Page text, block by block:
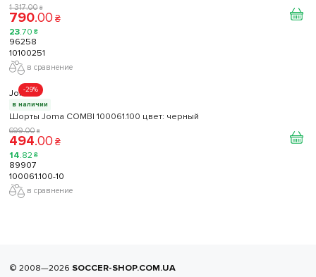
1 317.00 ₴
790.00 ₴
23.70 ₴
96258
10100251
в сравнение
-29%
Joma
в наличии
Шорты Joma COMBI 100061.100 цвет: черный
699.00 ₴
494.00 ₴
14.82 ₴
89907
100061.100-10
в сравнение
© 2008—2026 SOCCER-SHOP.COM.UA